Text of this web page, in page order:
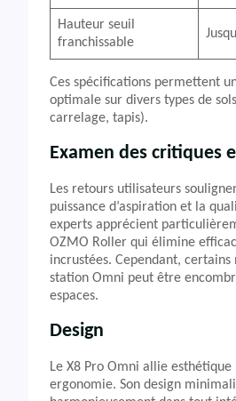
Hauteur seuil
franchissable
Ces spécifications permettent
optimale sur divers types de
carrelage, tapis).
Examen des critiques
Les retours utilisateurs
puissance d’aspiration et la
experts apprécient
OZMO Roller qui élimine
incrustées. Cependant, certains
station Omni peut être
espaces.
Design
Le X8 Pro Omni allie
ergonomie. Son design